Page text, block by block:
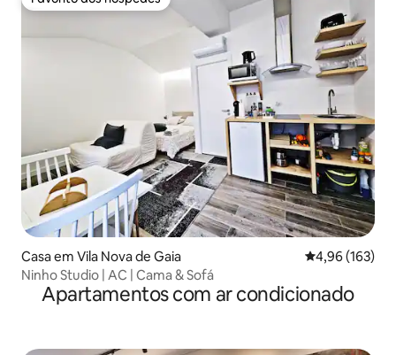
Favorito dos hóspedes
Casa em Vila Nova de Gaia Classificação
4,96 (163)
Ninho Studio | AC | Cama & Sofá
Apartamentos com ar condicionado